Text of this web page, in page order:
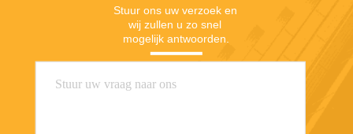
Stuur ons uw verzoek en
wij zullen u zo snel
mogelijk antwoorden.